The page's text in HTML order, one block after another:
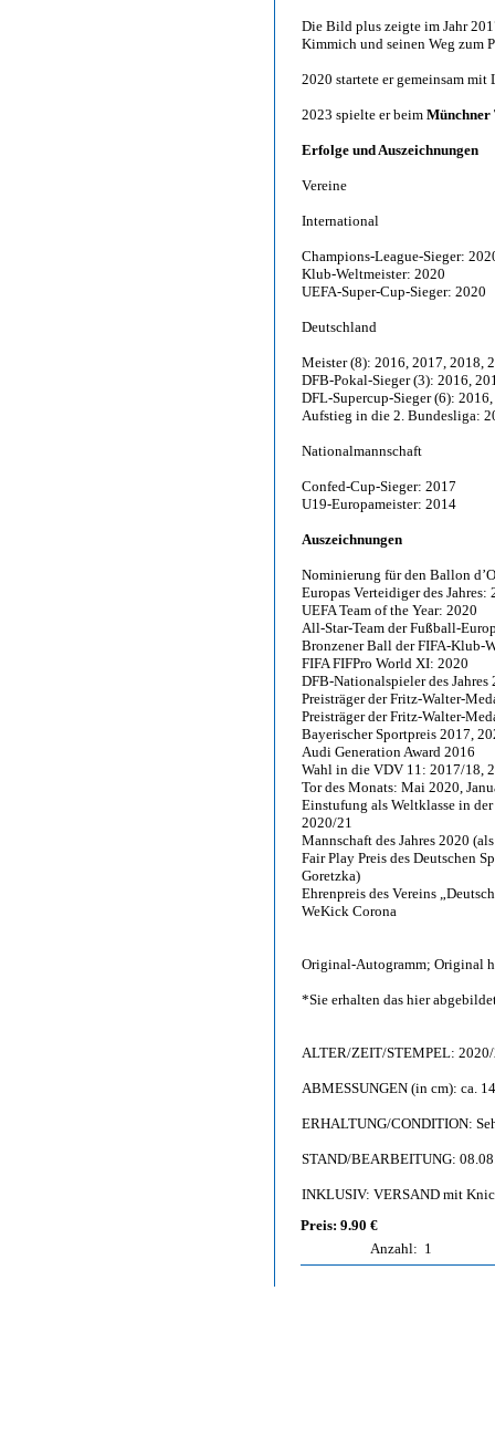
Die Bild plus zeigte im Jahr
Kimmich und seinen Weg zum
2020 startete er gemeinsam
2023 spielte er beim Münchner
Erfolge und Auszeichnungen
Vereine
International
Champions-League-Sieger:
Klub-Weltmeister: 2020
UEFA-Super-Cup-Sieger: 2020
Deutschland
Meister (8): 2016, 2017, 2018,
DFB-Pokal-Sieger (3): 2016,
DFL-Supercup-Sieger (6):
Aufstieg in die 2. Bundesliga:
Nationalmannschaft
Confed-Cup-Sieger: 2017
U19-Europameister: 2014
Auszeichnungen
Nominierung für den Ballon
Europas Verteidiger des Jahres:
UEFA Team of the Year: 2020
All-Star-Team der Fußball-
Bronzener Ball der FIFA-Klub-
FIFA FIFPro World XI: 2020
DFB-Nationalspieler des Jahres
Preisträger der Fritz-Walter-
Preisträger der Fritz-Walter-
Bayerischer Sportpreis 2017,
Audi Generation Award 2016
Wahl in die VDV 11: 2017/18,
Tor des Monats: Mai 2020,
Einstufung als Weltklasse in
2020/21
Mannschaft des Jahres 2020
Fair Play Preis des Deutschen
Goretzka)
Ehrenpreis des Vereins
WeKick Corona
Original-Autogramm; Original
*Sie erhalten das hier
ALTER/ZEIT/STEMPEL:
ABMESSUNGEN (in cm): ca.
ERHALTUNG/CONDITION:
STAND/BEARBEITUNG:
INKLUSIV: VERSAND mit
Preis: 9.90 €
Anzahl: 1